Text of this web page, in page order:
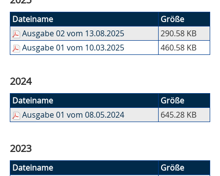
Dateiname
Größe
Ausgabe 02 vom 13.08.2025
290.58 KB
Ausgabe 01 vom 10.03.2025
460.58 KB
2024
Dateiname
Größe
Ausgabe 01 vom 08.05.2024
645.28 KB
2023
Dateiname
Größe